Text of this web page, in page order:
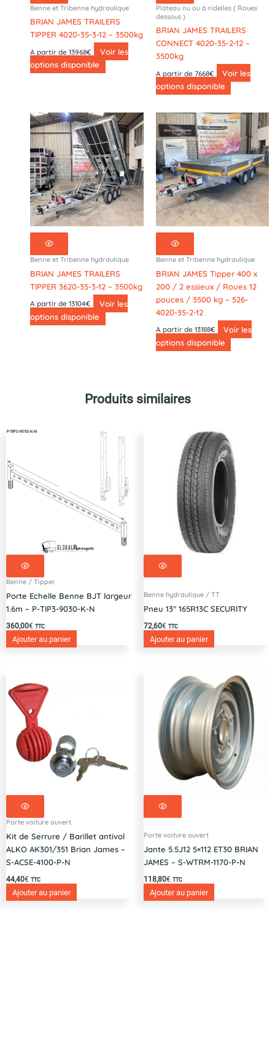
Benne et Tribenne hydraulique
BRIAN JAMES TRAILERS
TIPPER 4020-35-3-12 – 3500kg
A partir de 13968€
Voir les
options disponible
Plateau nu ou à ridelles ( Roues
dessous )
BRIAN JAMES TRAILERS
CONNECT 4020-35-2-12 –
3500kg
A partir de 7668€
Voir les
options disponible
Benne et Tribenne hydraulique
BRIAN JAMES TRAILERS
TIPPER 3620-35-3-12 – 3500kg
A partir de 13104€
Voir les
options disponible
Benne et Tribenne hydraulique
BRIAN JAMES Tipper 400 x
200 / 2 essieux / Roues 12
pouces / 3500 kg – 526-
4020-35-2-12
A partir de 13188€
Voir les
options disponible
Produits similaires
Benne / Tipper
Porte Echelle Benne BJT largeur
1.6m – P-TIP3-9030-K-N
360,00€ TTC
Ajouter au panier
Benne hydraulique / TT
Pneu 13″ 165R13C SECURITY
72,60€ TTC
Ajouter au panier
Porte voiture ouvert
Kit de Serrure / Barillet antivol
ALKO AK301/351 Brian James –
S-ACSE-4100-P-N
44,40€ TTC
Ajouter au panier
Porte voiture ouvert
Jante 5.5J12 5×112 ET30 BRIAN
JAMES – S-WTRM-1170-P-N
118,80€ TTC
Ajouter au panier